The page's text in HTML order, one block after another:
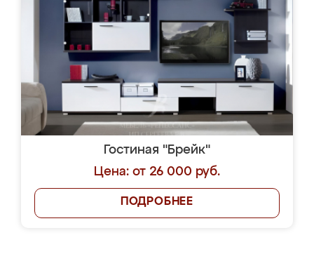
Гостиная "Брейк"
Цена: от 26 000 руб.
ПОДРОБНЕЕ